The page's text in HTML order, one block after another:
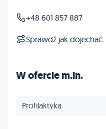
+48 601 857 887
Sprawdź jak dojechać
W ofercie m.in.
Profilaktyka